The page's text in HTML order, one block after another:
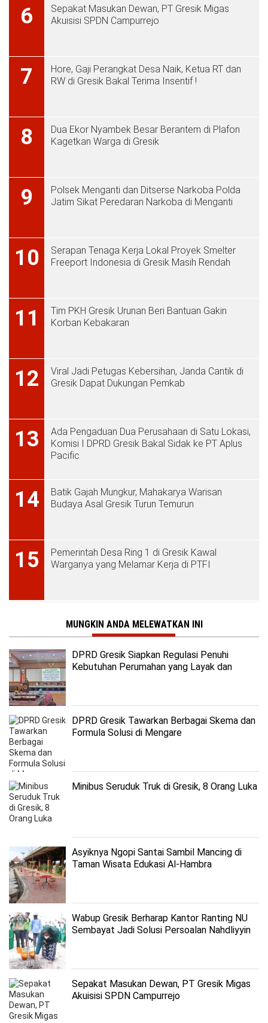
6
Sepakat Masukan Dewan, PT Gresik Migas
Akuisisi SPDN Campurrejo
7
Hore, Gaji Perangkat Desa Naik, Ketua RT dan
RW di Gresik Bakal Terima Insentif !
8
Dua Ekor Nyambek Besar Berantem di Plafon
Kagetkan Warga di Gresik
9
Polsek Menganti dan Ditserse Narkoba Polda
Jatim Sikat Peredaran Narkoba di Menganti
10
Serapan Tenaga Kerja Lokal Proyek Smelter
Freeport Indonesia di Gresik Masih Rendah
11
Tim PKH Gresik Urunan Beri Bantuan Gakin
Korban Kebakaran
12
Viral Jadi Petugas Kebersihan, Janda Cantik di
Gresik Dapat Dukungan Pemkab
13
Ada Pengaduan Dua Perusahaan di Satu Lokasi,
Komisi I DPRD Gresik Bakal Sidak ke PT Aplus
Pacific
14
Batik Gajah Mungkur, Mahakarya Warisan
Budaya Asal Gresik Turun Temurun
15
Pemerintah Desa Ring 1 di Gresik Kawal
Warganya yang Melamar Kerja di PTFI
MUNGKIN ANDA MELEWATKAN INI
DPRD Gresik Siapkan Regulasi Penuhi
Kebutuhan Perumahan yang Layak dan
DPRD Gresik Tawarkan Berbagai Skema dan
Formula Solusi di Mengare
Minibus Seruduk Truk di Gresik, 8 Orang Luka
Asyiknya Ngopi Santai Sambil Mancing di
Taman Wisata Edukasi Al-Hambra
Wabup Gresik Berharap Kantor Ranting NU
Sembayat Jadi Solusi Persoalan Nahdliyyin
Sepakat Masukan Dewan, PT Gresik Migas
Akuisisi SPDN Campurrejo